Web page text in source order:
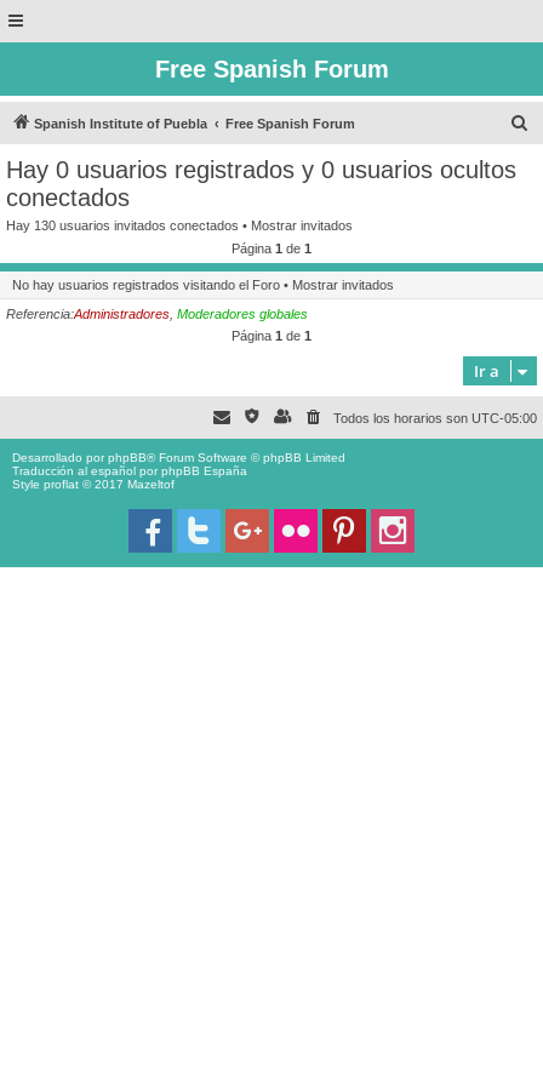
Free Spanish Forum
Spanish Institute of Puebla Free Spanish Forum
r
Hay 0 usuarios registrados y 0 usuarios ocultos
conectados
Hay 130 usuarios invitados conectados • Mostrar invitados
Página 1 de 1
No hay usuarios registrados visitando el Foro • Mostrar invitados
Referencia:Administradores Moderadores globales
Página 1 de 1
Ir a
Todos los horarios son UTC-05:00
Desarrollado porphpBB® Forum Software © phpBB Limited
Traducción al español porphpBB España
Style proflat © 2017 Mazeltof